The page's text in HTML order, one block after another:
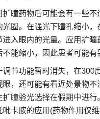
扩瞳药物后可能会有一些
光圈。在强光下瞳孔缩小，
进入眼内的光量。应用扩瞳
能缩小，因此患者可能有
调节功能暂时消失，在300
眼，还可能有看近处景物不
扩瞳验光选择在假期中进
吡卡胺的应用(药物作用仅